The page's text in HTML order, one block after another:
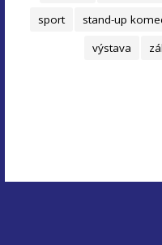
sport
stand-up
výstava